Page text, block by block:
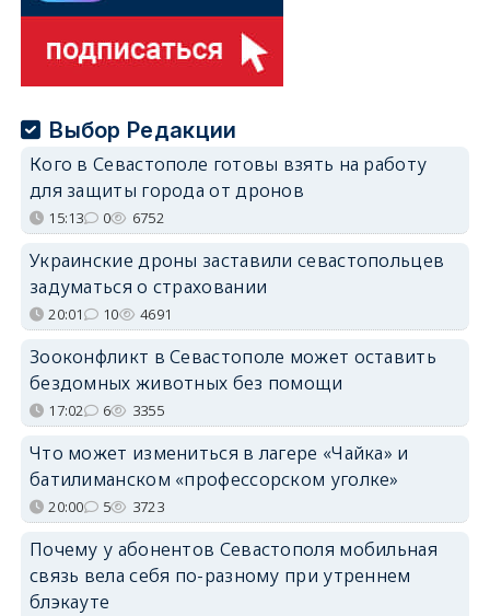
Выбор Редакции
Кого в Севастополе готовы взять на работу
для защиты города от дронов
15:13 0 6752
Украинские дроны заставили севастопольцев
задуматься о страховании
20:01 10 4691
Зооконфликт в Севастополе может оставить
бездомных животных без помощи
17:02 6 3355
Что может измениться в лагере «Чайка» и
батилиманском «профессорском уголке»
20:00 5 3723
Почему у абонентов Севастополя мобильная
связь вела себя по-разному при утреннем
блэкауте